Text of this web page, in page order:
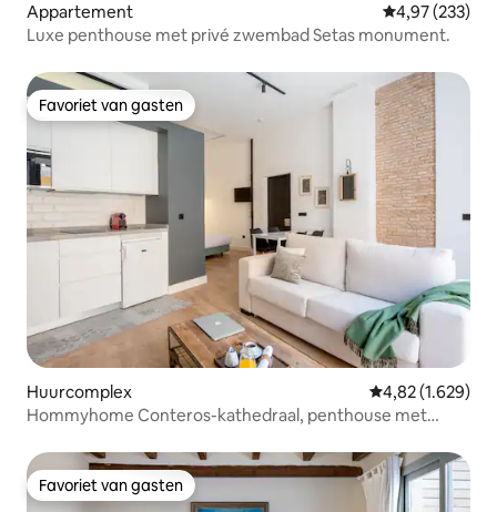
Appartement Gemiddelde
4,97 (233)
Luxe penthouse met privé zwembad Setas monument.
Favoriet van gasten
Favoriet van gasten
Huurcomplex Gemiddelde
4,82 (1.629)
Hommyhome Conteros-kathedraal, penthouse met
Favoriet van gasten
Favoriet van gasten